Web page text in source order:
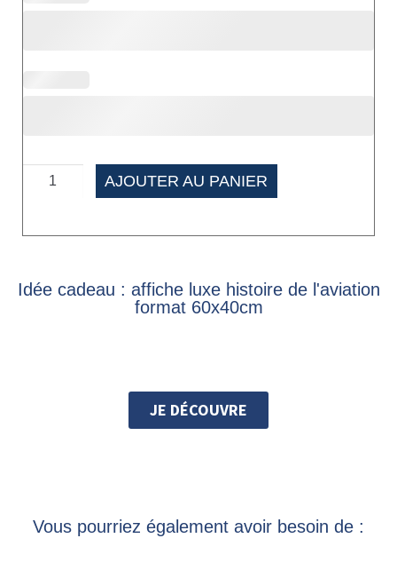
AJOUTER AU PANIER
Idée cadeau : affiche luxe histoire de l'aviation
format 60x40cm
JE DÉCOUVRE
Vous pourriez également avoir besoin de :